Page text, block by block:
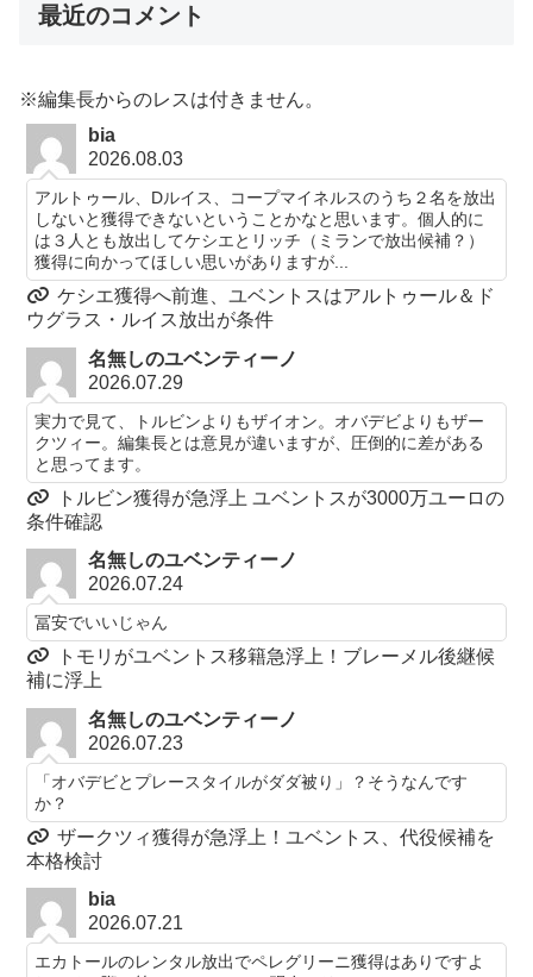
最近のコメント
※編集長からのレスは付きません。
bia
2026.08.03
アルトゥール、Dルイス、コープマイネルスのうち２名を放出
しないと獲得できないということかなと思います。個人的に
は３人とも放出してケシエとリッチ（ミランで放出候補？）
獲得に向かってほしい思いがありますが...
ケシエ獲得へ前進、ユベントスはアルトゥール＆ド
ウグラス・ルイス放出が条件
名無しのユベンティーノ
2026.07.29
実力で見て、トルビンよりもザイオン。オバデビよりもザー
クツィー。編集長とは意見が違いますが、圧倒的に差がある
と思ってます。
トルビン獲得が急浮上 ユベントスが3000万ユーロの
条件確認
名無しのユベンティーノ
2026.07.24
冨安でいいじゃん
トモリがユベントス移籍急浮上！ブレーメル後継候
補に浮上
名無しのユベンティーノ
2026.07.23
「オバデビとプレースタイルがダダ被り」？そうなんです
か？
ザークツィ獲得が急浮上！ユベントス、代役候補を
本格検討
bia
2026.07.21
エカトールのレンタル放出でペレグリーニ獲得はありですよ